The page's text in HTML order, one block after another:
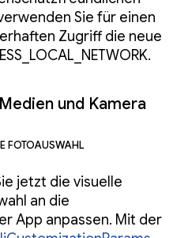
Sie für einen
Zugriff die neue
und Kamera
Fotoauswahl
jetzt die visuelle
an die
App anpassen. Mit der